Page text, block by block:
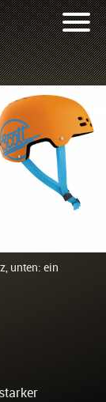
unten: ein